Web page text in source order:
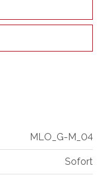
MLO_G-M_04
Sofort